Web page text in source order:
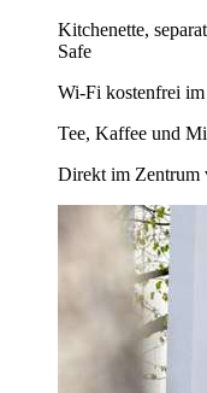
Kitchenette,
Safe
Wi-Fi kostenfrei
Tee, Kaffee und
Direkt im Zentrum